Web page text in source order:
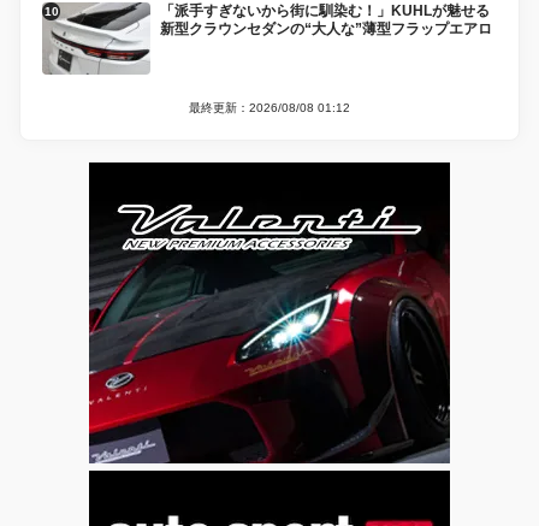
「派手すぎないから街に馴染む！」KUHLが魅せる
新型クラウンセダンの“大人な”薄型フラップエアロ
最終更新：2026/08/08 01:12